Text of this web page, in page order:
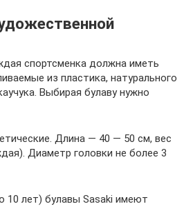
спортсменка должна иметь
из пластика, натурального
Выбирая булаву нужно
Длина — 40 — 50 см, вес
Диаметр головки не более 3
10 лет) булавы Sasaki имеют